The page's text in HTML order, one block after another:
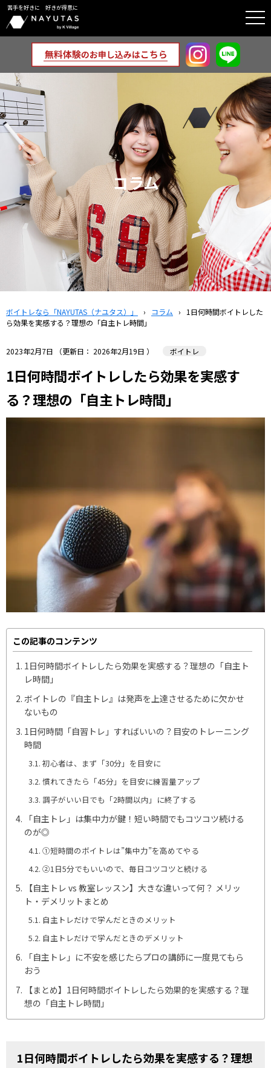
苦手を好きに 好きが得意に
コラム
ボイトレなら「NAYUTAS（ナユタス）」 › コラム ›
1日何時間ボイトレした
ら効果を実感する？理想の「自主トレ時間」
2023年2月7日 （更新日： 2026年2月19日 ） ボイトレ
1日何時間ボイトレしたら効果を実感す
る？理想の「自主トレ時間」
この記事のコンテンツ
1日何時間ボイトレしたら効果を実感する？理想の「自主ト
レ時間」
ボイトレの『自主トレ』は発声を上達させるために欠かせ
ないもの
1日何時間「自習トレ」すればいいの？目安のトレーニング
時間
初心者は、まず「30分」を目安に
慣れてきたら「45分」を目安に練習量アップ
調子がいい日でも「2時間以内」に終了する
「自主トレ」は集中力が鍵！短い時間でもコツコツ続ける
のが◎
①短時間のボイトレは”集中力”を高めてやる
②1日5分でもいいので、毎日コツコツと続ける
【自主トレ vs 教室レッスン】大きな違いって何？ メリッ
ト・デメリットまとめ
自主トレだけで学んだときのメリット
自主トレだけで学んだときのデメリット
「自主トレ」に不安を感じたらプロの講師に一度見てもら
おう
【まとめ】1日何時間ボイトレしたら効果的を実感する？理
想の「自主トレ時間」
1日何時間ボイトレしたら効果を実感する？理想